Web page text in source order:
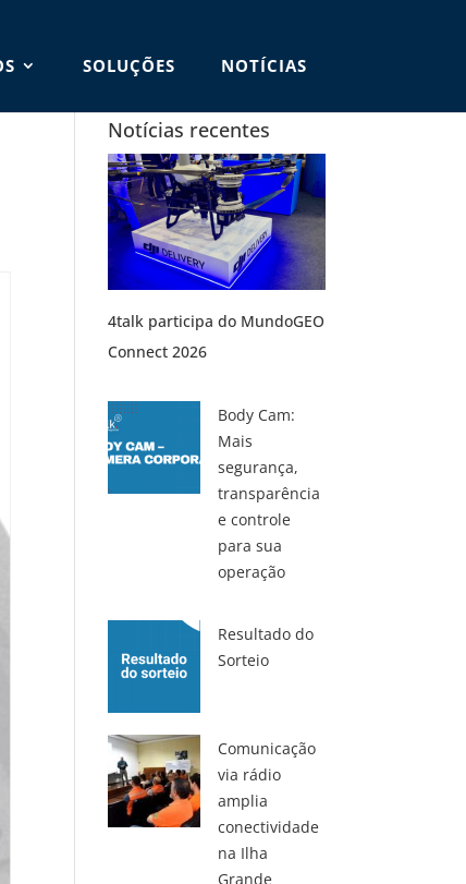
SOLUÇÕES NOTÍCIAS
Notícias recentes
4talk participa do MundoGEO
Connect 2026
Body Cam:
Mais
segurança,
transparência
e controle
para sua
operação
Resultado do
Sorteio
Comunicação
via rádio
amplia
conectividade
na Ilha
Grande